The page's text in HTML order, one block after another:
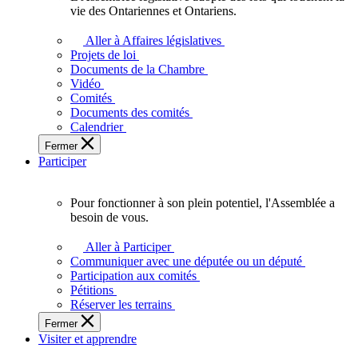
L'Assemblée
adopte
touchent
des
Ontariennes
et
vie des Ontariennes et Ontariens.
Aller à Affaires législatives
Projets de loi
Documents de la Chambre
Vidéo
Comités
Documents des comités
Calendrier
Fermer
Participer
plein
potentiel,
l'Assemblée
a
besoin
de
Pour fonctionner à son plein potentiel, l'Assemblée a
besoin de vous.
Aller à Participer
Communiquer avec une députée ou un député
Participation aux comités
Pétitions
Réserver les terrains
Fermer
Visiter et apprendre